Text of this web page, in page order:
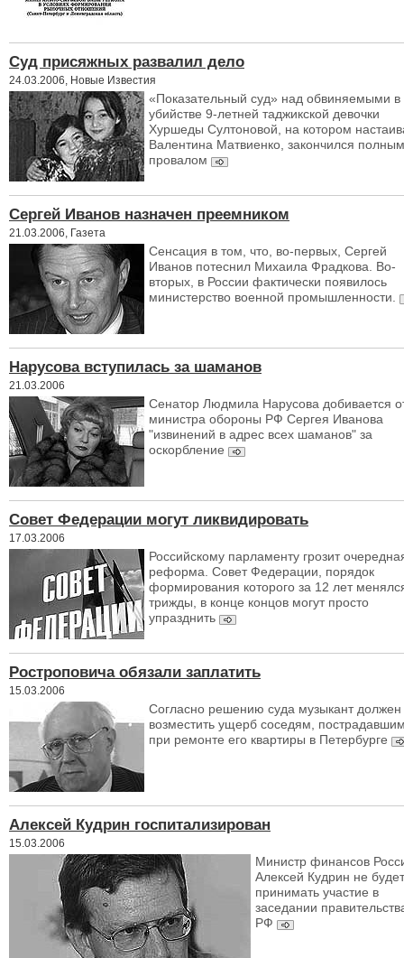
Суд присяжных развалил дело
24.03.2006, Новые Известия
«Показательный суд» над обвиняемыми в
убийстве 9-летней таджикской девочки
Хуршеды Султоновой, на котором
Валентина Матвиенко, закончился полным
провалом
Сергей Иванов назначен преемником
21.03.2006, Газета
Сенсация в том, что, во-первых, Сергей
Иванов потеснил Михаила Фрадкова. Во-
вторых, в России фактически появилось
министерство военной промышленности.
Нарусова вступилась за шаманов
21.03.2006
Сенатор Людмила Нарусова добивается
министра обороны РФ Сергея Иванова
"извинений в адрес всех шаманов" за
оскорбление
Совет Федерации могут ликвидировать
17.03.2006
Российскому парламенту грозит
реформа. Совет Федерации, порядок
формирования которого за 12 лет
трижды, в конце концов могут просто
упразднить
Ростроповича обязали заплатить
15.03.2006
Cогласно решению суда музыкант должен
возместить ущерб соседям,
при ремонте его квартиры в Петербурге
Алексей Кудрин госпитализирован
15.03.2006
Министр финансов
Алексей Кудрин не будет
принимать участие в
заседании
РФ